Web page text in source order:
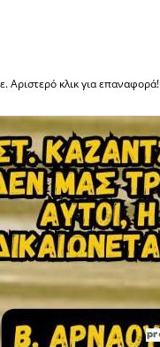
Αριστερό κλικ για επαναφορά!